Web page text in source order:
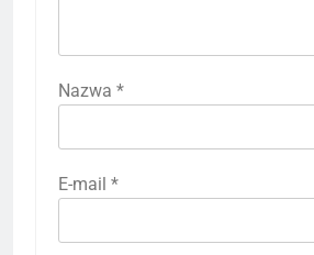
Nazwa *
E-mail *